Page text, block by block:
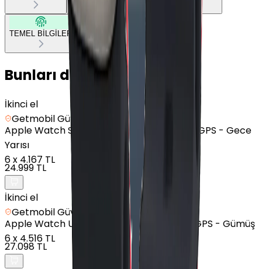
TEMEL BİLGİLER
Bunları da Beğenebilirsin
İkinci el
Getmobil Güvencesi
AppleWatch SE 2 - Alüminyum - 40mm - GPS - Gece
Yarısı
6x 4.167 TL
24.999 TL
İkinci el
Getmobil Güvencesi
AppleWatch Ultra - Titanyum - 49mm - GPS - Gümüş
6x 4.516 TL
27.098 TL